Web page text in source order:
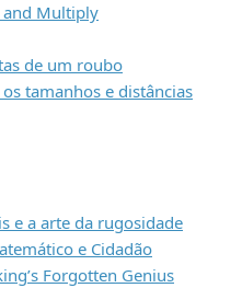
and Multiply
de um roubo
tamanhos e distâncias
e a arte da rugosidade
e Cidadão
Forgotten Genius